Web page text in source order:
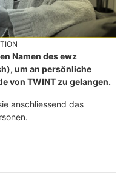
Namen des ewz
um an persönliche
von TWINT zu gelangen.
anschliessend das